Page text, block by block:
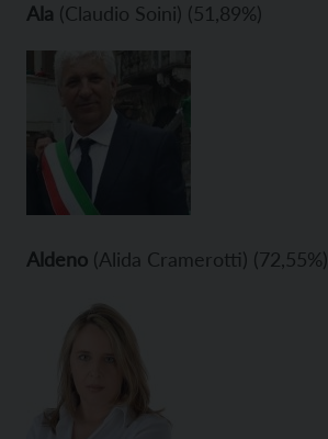
Ala (Claudio Soini) (51,89%)
Aldeno (Alida Cramerotti) (72,55%)